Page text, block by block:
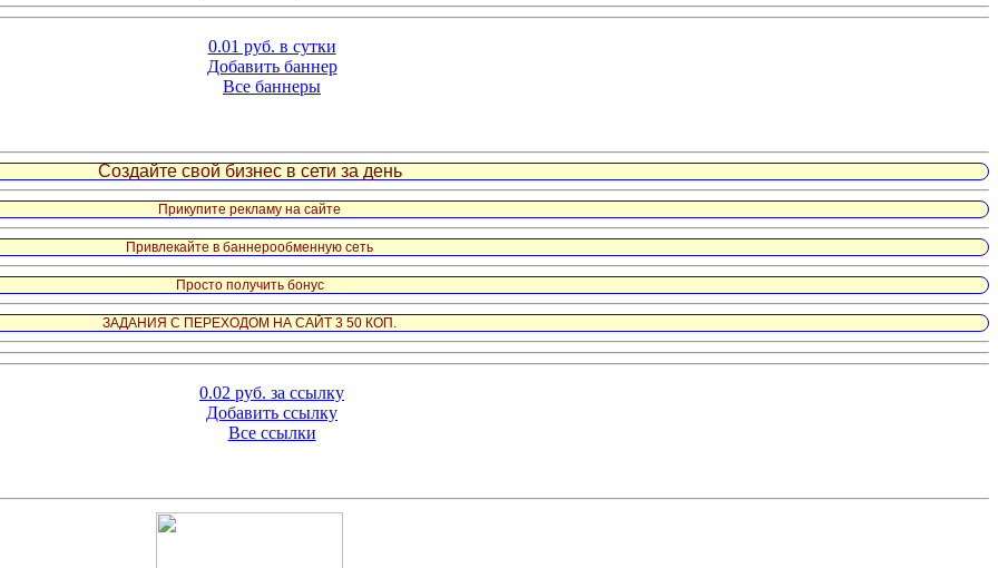
0.01 руб. в сутки
Добавить баннер
Все баннеры
Создайте свой бизнес в сети за день
Прикупите рекламу на сайте
Привлекайте в баннерообменную сеть
Просто получить бонус
ЗАДАНИЯ С ПЕРЕХОДОМ НА САЙТ 3 50 КОП.
0.02 руб. за ссылку
Добавить ссылку
Все ссылки